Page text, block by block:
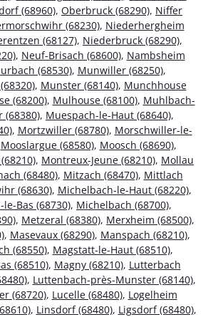
(68960), Oberbruck (68290), Niffer
(68230), Niederhergheim
(68127), Niederbruck (68290),
, Neuf-Brisach (68600), Nambsheim
(68530), Munwiller (68250),
, Munster (68140), Munchhouse
(68200), Mulhouse (68100), Muhlbach-
(68380), Muespach-le-Haut (68640),
, Mortzwiller (68780), Morschwiller-le-
Mooslargue (68580), Moosch (68690),
, Montreux-Jeune (68210), Mollau
(68480), Mitzach (68470), Mittlach
(68630), Michelbach-le-Haut (68220),
Bas (68730), Michelbach (68700),
, Metzeral (68380), Merxheim (68500),
, Masevaux (68290), Manspach (68210),
(68550), Magstatt-le-Haut (68510),
(68510), Magny (68210), Lutterbach
, Luttenbach-près-Munster (68140),
(68720), Lucelle (68480), Logelheim
, Linsdorf (68480), Ligsdorf (68480),